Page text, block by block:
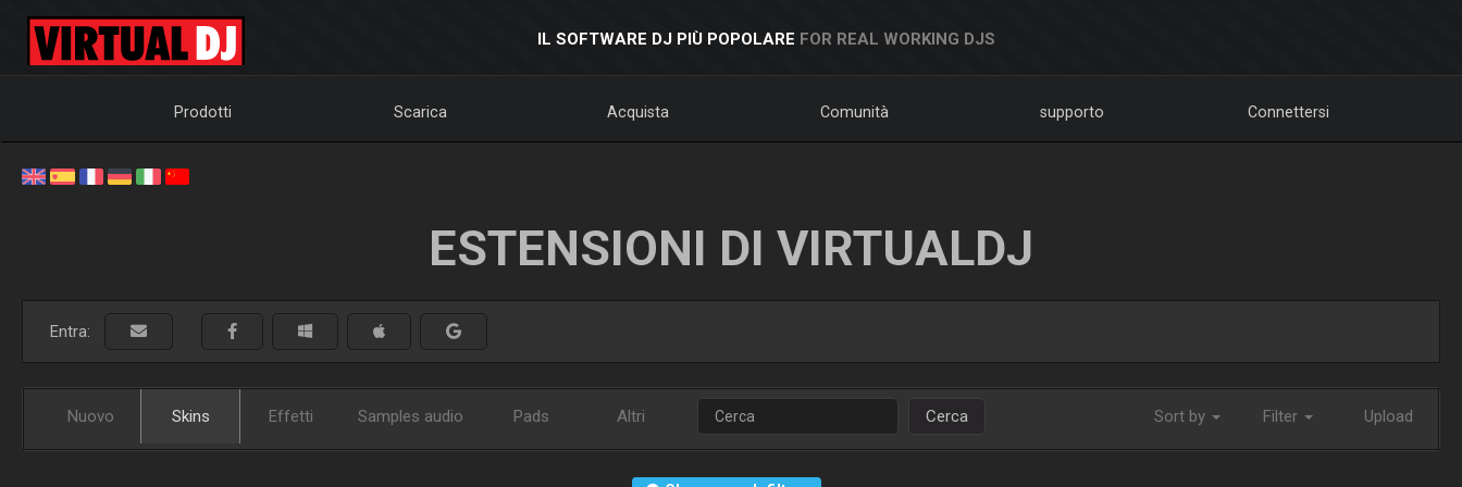
IL SOFTWARE DJ PIÙ POPOLARE FOR REAL WORKING DJS
Prodotti Scarica Acquista Comunità supporto Connettersi
ESTENSIONI DI VIRTUALDJ
Entra:
Nuovo Skins Effetti Samples audio Pads Altri Cerca Sort by Filter Upload